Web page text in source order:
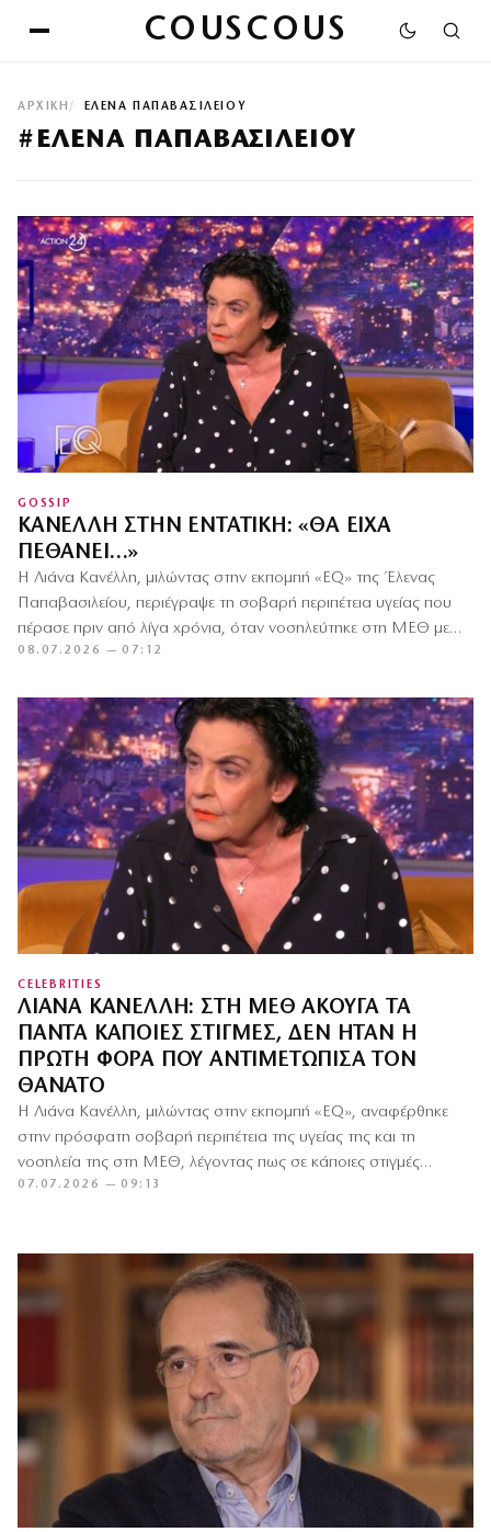
COUSCOUS
ΑΡΧΙΚΉ ΕΛΕΝΑ ΠΑΠΑΒΑΣΙΛΕΙΟΥ
#ΕΛΕΝΑ ΠΑΠΑΒΑΣΙΛΕΙΟΥ
GOSSIP
ΚΑΝΈΛΛΗ ΣΤΗΝ ΕΝΤΑΤΙΚΉ: «ΘΑ ΕΊΧΑ
ΠΕΘΆΝΕΙ…»
Η Λιάνα Κανέλλη, μιλώντας στην εκπομπή «EQ» της Έλενας
Παπαβασιλείου, περιέγραψε τη σοβαρή περιπέτεια υγείας που
πέρασε πριν από λίγα χρόνια, όταν νοσηλεύτηκε στη ΜΕΘ με…
08.07.2026 — 07:12
CELEBRITIES
ΛΙΆΝΑ ΚΑΝΈΛΛΗ: ΣΤΗ ΜΕΘ ΆΚΟΥΓΑ ΤΑ
ΠΆΝΤΑ ΚΆΠΟΙΕΣ ΣΤΙΓΜΈΣ, ΔΕΝ ΉΤΑΝ Η
ΠΡΏΤΗ ΦΟΡΆ ΠΟΥ ΑΝΤΙΜΕΤΏΠΙΣΑ ΤΟΝ
ΘΆΝΑΤΟ
Η Λιάνα Κανέλλη, μιλώντας στην εκπομπή «EQ», αναφέρθηκε
στην πρόσφατη σοβαρή περιπέτεια της υγείας της και τη
νοσηλεία της στη ΜΕΘ, λέγοντας πως σε κάποιες στιγμές…
07.07.2026 — 09:13